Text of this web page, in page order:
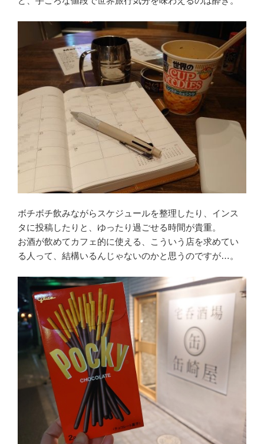
ボチボチ飲みながらスケジュールを整理したり、インス
タに投稿したりと、ゆったり過ごせる時間が貴重。
お酒が飲めてカフェ的に使える、こういう店を求めてい
る人って、結構いるんじゃないのかと思うのですが…。